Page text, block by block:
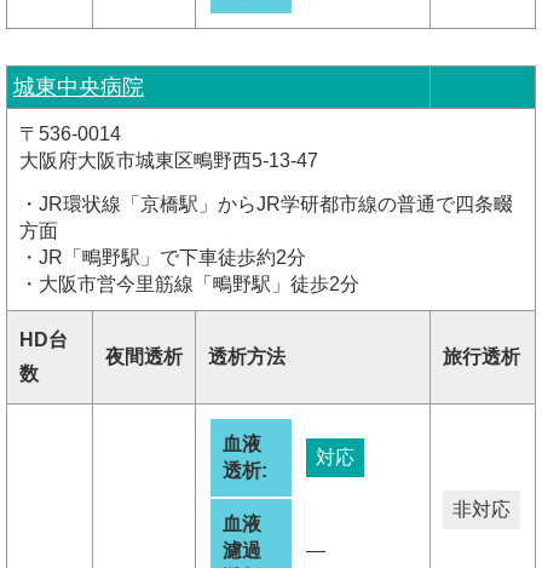
城東中央病院
〒536-0014
大阪府大阪市城東区鴫野西5-13-47
・JR環状線「京橋駅」からJR学研都市線の普通で四条畷
方面
・JR「鴫野駅」で下車徒歩約2分
・大阪市営今里筋線「鴫野駅」徒歩2分
HD台
数
夜間透析 透析方法 旅行透析
血液
透析:
対応
血液
濾過
―
非対応